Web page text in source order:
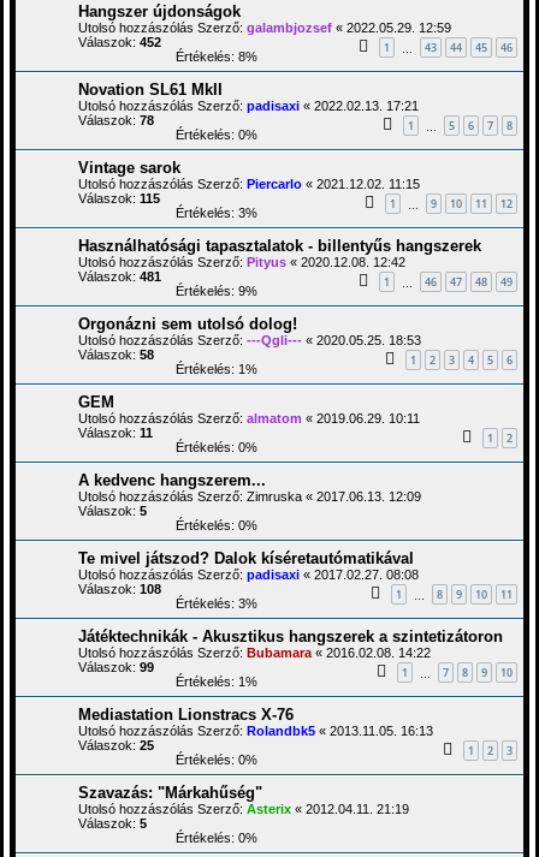
Hangszer újdonságok
Utolsó hozzászólás Szerző: galambjozsef « 2022.05.29. 12:59
Válaszok: 452 1 43 44 45 46
Értékelés: 8%
Novation SL61 MkII
Utolsó hozzászólás Szerző: padisaxi « 2022.02.13. 17:21
Válaszok: 78 1 5 6 7 8
Értékelés: 0%
Vintage sarok
Utolsó hozzászólás Szerző: Piercarlo « 2021.12.02. 11:15
Válaszok: 115 1 9 10 11 12
Értékelés: 3%
Használhatósági tapasztalatok - billentyűs hangszerek
Utolsó hozzászólás Szerző: Pityus « 2020.12.08. 12:42
Válaszok: 481 1 46 47 48 49
Értékelés: 9%
Orgonázni sem utolsó dolog!
Utolsó hozzászólás Szerző: ---Qgli--- « 2020.05.25. 18:53
Válaszok: 58 1 2 3 4 5 6
Értékelés: 1%
GEM
Utolsó hozzászólás Szerző: almatom « 2019.06.29. 10:11
Válaszok: 11 1 2
Értékelés: 0%
A kedvenc hangszerem...
Utolsó hozzászólás Szerző: Zimruska « 2017.06.13. 12:09
Válaszok: 5
Értékelés: 0%
Te mivel játszod? Dalok kíséretautómatikával
Utolsó hozzászólás Szerző: padisaxi « 2017.02.27. 08:08
Válaszok: 108 1 8 9 10 11
Értékelés: 3%
Játéktechnikák - Akusztikus hangszerek a szintetizátoron
Utolsó hozzászólás Szerző: Bubamara « 2016.02.08. 14:22
Válaszok: 99 1 7 8 9 10
Értékelés: 1%
Mediastation Lionstracs X-76
Utolsó hozzászólás Szerző: Rolandbk5 « 2013.11.05. 16:13
Válaszok: 25 1 2 3
Értékelés: 0%
Szavazás: "Márkahűség"
Utolsó hozzászólás Szerző: Asterix « 2012.04.11. 21:19
Válaszok: 5
Értékelés: 0%